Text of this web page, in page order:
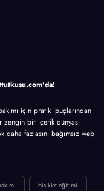
için pratik ipuçlarından
zengin bir içerik dünyası
daha fazlasını bağımsız web
bisiklet eğitimi